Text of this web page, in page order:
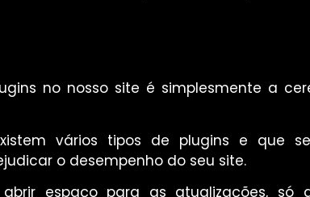
no nosso site é simplesmente a
vários tipos de plugins e que
o desempenho do seu site.
espaço para as atualizações, só